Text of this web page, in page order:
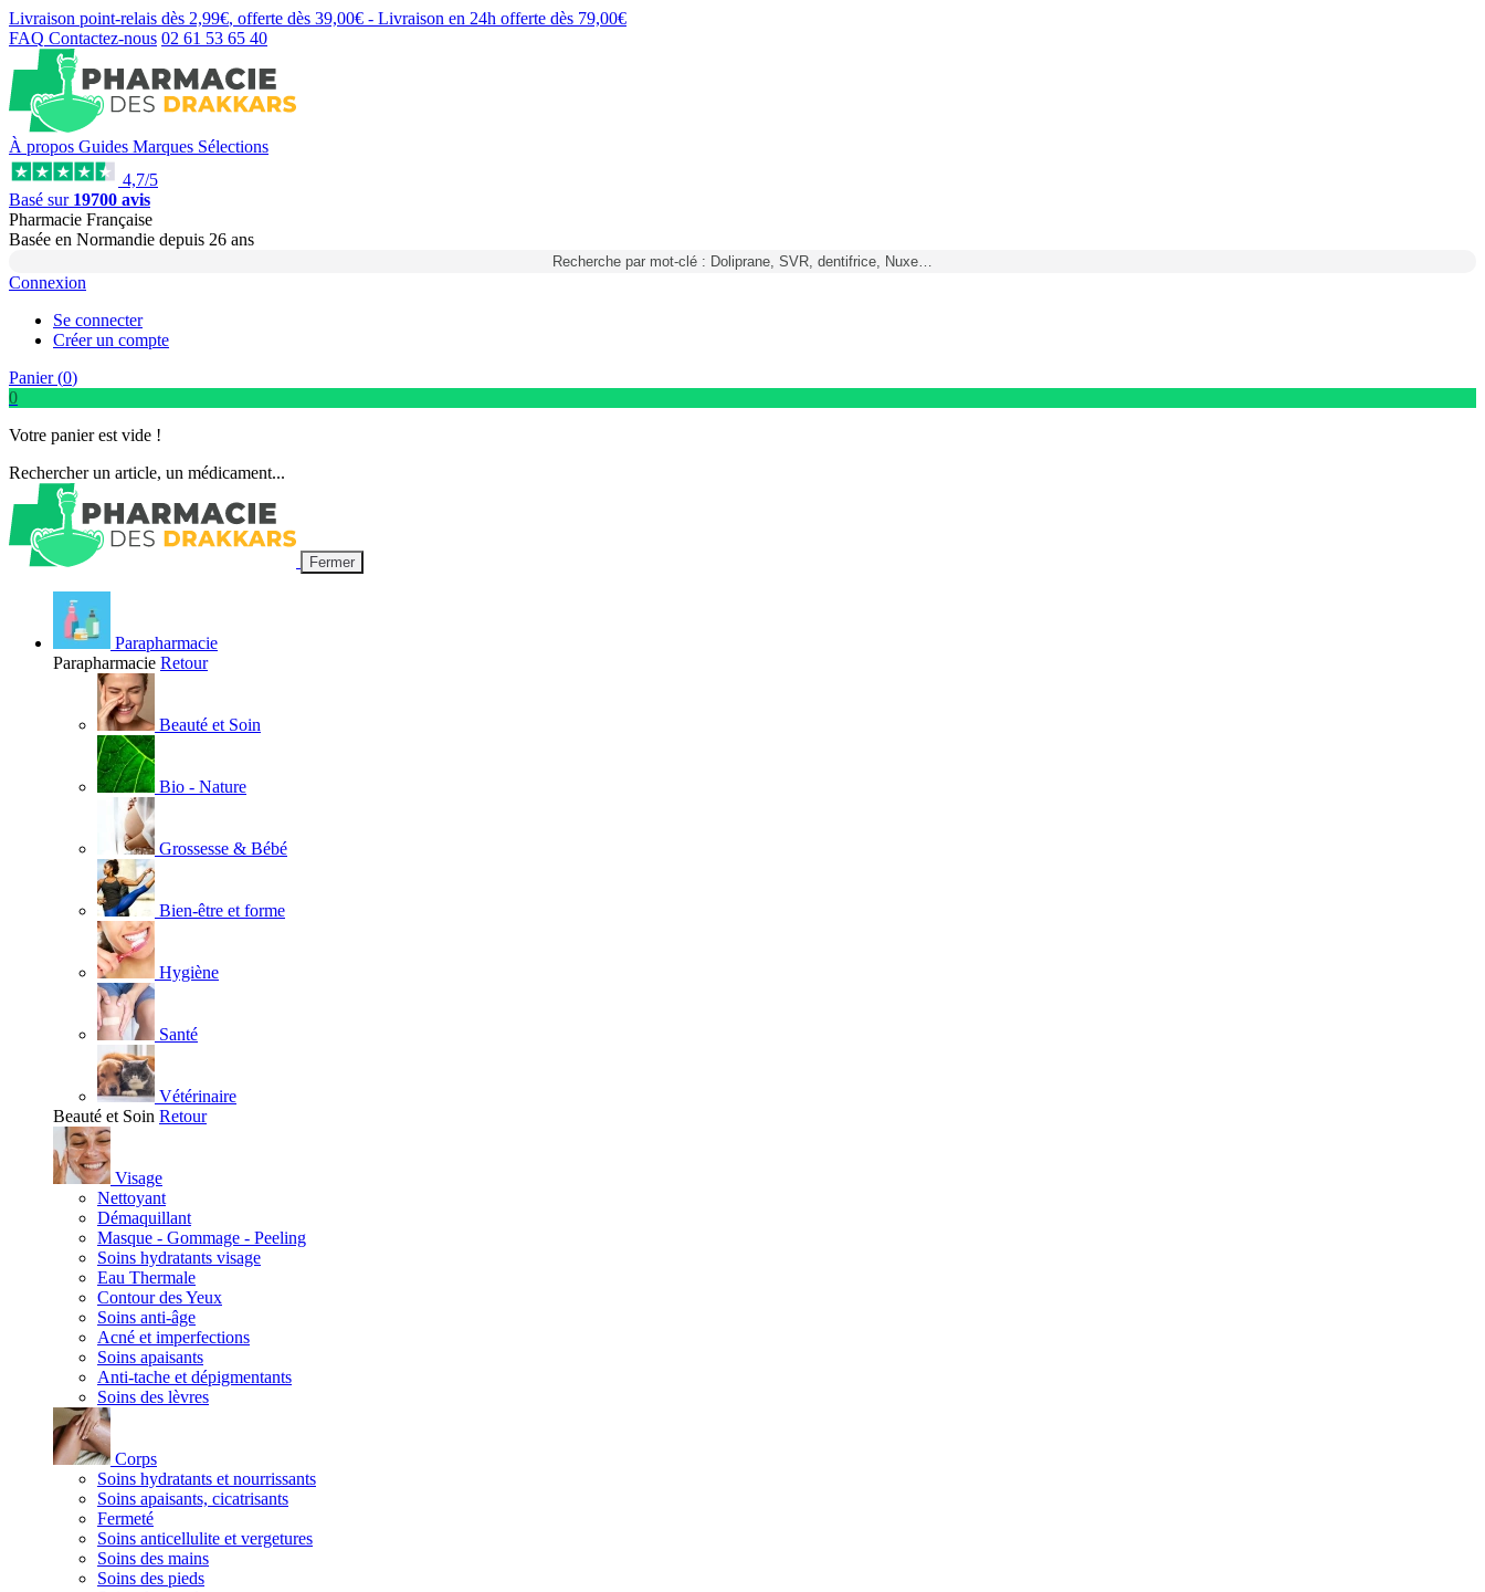
Livraison point-relais dès 2,99€, offerte dès 39,00€ - Livraison en 24h offerte dès 79,00€
FAQ Contactez-nous 02 61 53 65 40
À propos Guides Marques Sélections
4,7/5
Basé sur 19700 avis
Pharmacie Française
Basée en Normandie depuis 26 ans
Recherche par mot-clé : Doliprane, SVR, dentifrice, Nuxe…
Connexion
Se connecter
Créer un compte
Panier (0)
0
Votre panier est vide !
Rechercher un article, un médicament...
Fermer
Parapharmacie
Parapharmacie Retour
Beauté et Soin
Bio - Nature
Grossesse & Bébé
Bien-être et forme
Hygiène
Santé
Vétérinaire
Beauté et Soin Retour
Visage
Nettoyant
Démaquillant
Masque - Gommage - Peeling
Soins hydratants visage
Eau Thermale
Contour des Yeux
Soins anti-âge
Acné et imperfections
Soins apaisants
Anti-tache et dépigmentants
Soins des lèvres
Corps
Soins hydratants et nourrissants
Soins apaisants, cicatrisants
Fermeté
Soins anticellulite et vergetures
Soins des mains
Soins des pieds